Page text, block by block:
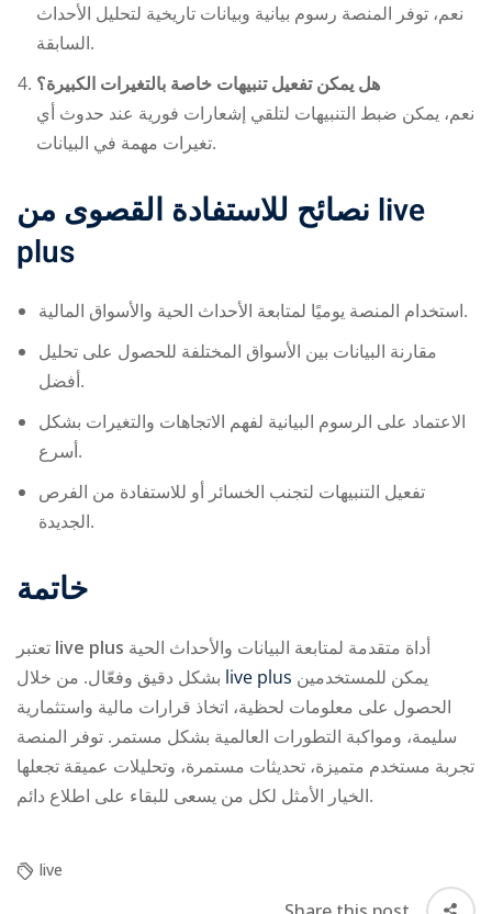
نعم، توفر المنصة رسوم بيانية وبيانات تاريخية لتحليل الأحداث
السابقة.
هل يمكن تفعيل تنبيهات خاصة بالتغيرات الكبيرة؟
نعم، يمكن ضبط التنبيهات لتلقي إشعارات فورية عند حدوث أي
تغيرات مهمة في البيانات.
live
plus
استخدام المنصة يوميًا لمتابعة الأحداث الحية والأسواق المالية.
مقارنة البيانات بين الأسواق المختلفة للحصول على تحليل
أفضل.
الاعتماد على الرسوم البيانية لفهم الاتجاهات والتغيرات بشكل
أسرع.
تفعيل التنبيهات لتجنب الخسائر أو للاستفادة من الفرص
الجديدة.
خاتمة
live plus
live plus
الحصول على معلومات لحظية، اتخاذ قرارات مالية واستثمارية
سليمة، ومواكبة التطورات العالمية بشكل مستمر. توفر المنصة
تجربة مستخدم متميزة، تحديثات مستمرة، وتحليلات عميقة تجعلها
الخيار الأمثل لكل من يسعى للبقاء على اطلاع دائم.
live